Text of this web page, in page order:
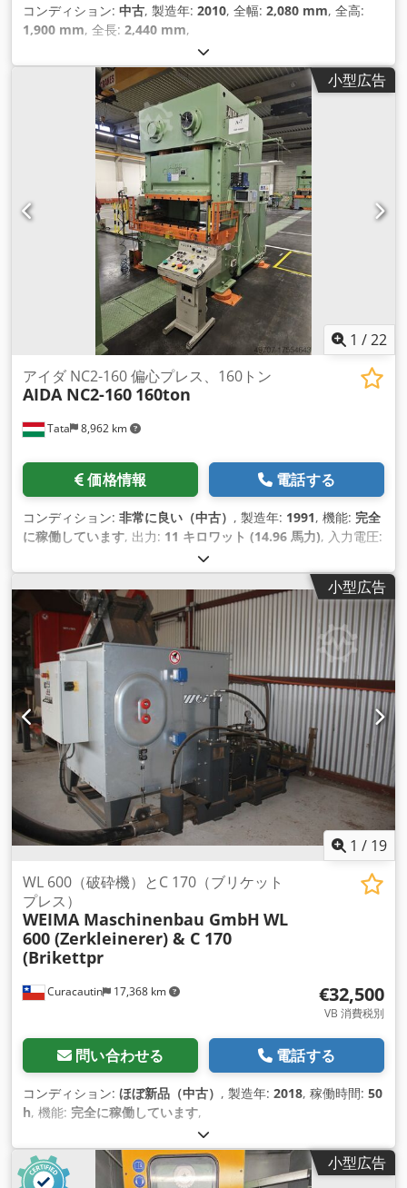
コンディション: 中古, 製造年: 2010, 全幅: 2,080 mm, 全高:
1,900 mm, 全長: 2,440 mm,
小型広告
1 /22
Tata 8,962 km
アイダ NC2-160 偏心プレス、160トン
AIDA NC2-160 160ton
価格情報 電話する
コンディション: 非常に良い（中古） , 製造年: 1991, 機能: 完全
に稼働しています, 出力: 11 キロワット (14.96 馬力), 入力電圧:
, テーブル長さ:
kg（キログラム）, パンチング力:160 t, 高さ調整タイプ:電気,
設置高さ:1,900 mm, ラム調整:100 mm, ストローク調整:130
mm, 装備:ドキュメント / マニュアル, 安全光幕
, メーカー：
アイダ タイプ： NC2-160 推力： 160t 製造年： 約1991年 スト
ローク: 130 mm テーブル上距離: (調節可能) 285-335 mm テー
ブル: 1900 x 600 mm プランジャー: 1360 x 585 mm 電源:
3x200V(!!), 15kW - 日本規格 正味重量：19000 kg サイズ: 2140
x 2210 x 3175 mm 自動給油システム。 Dedpfou D Dhxex
Aclokr オプションでディスクワインダーとストレートナー付
き。
小型広告
1 / 19
Curacautin 17,368 km
WL 600（破砕機）とC 170（ブリケット
プレス）
WEIMA Maschinenbau GmbH WL
600 (Zerkleinerer) & C 170
(Brikettpr
€32,500
VB 消費税別
問い合わせる 電話する
コンディション: ほぼ新品（中古） , 製造年: 2018, 稼働時間: 50
h, 機能: 完全に稼働しています,
小型広告